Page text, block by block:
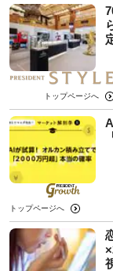
トップページへ
トップページへ